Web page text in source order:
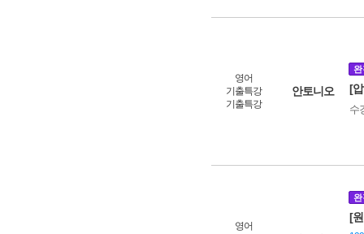
영어
기출특강
기출특강
안토니오
완
[
수
영어
완
[